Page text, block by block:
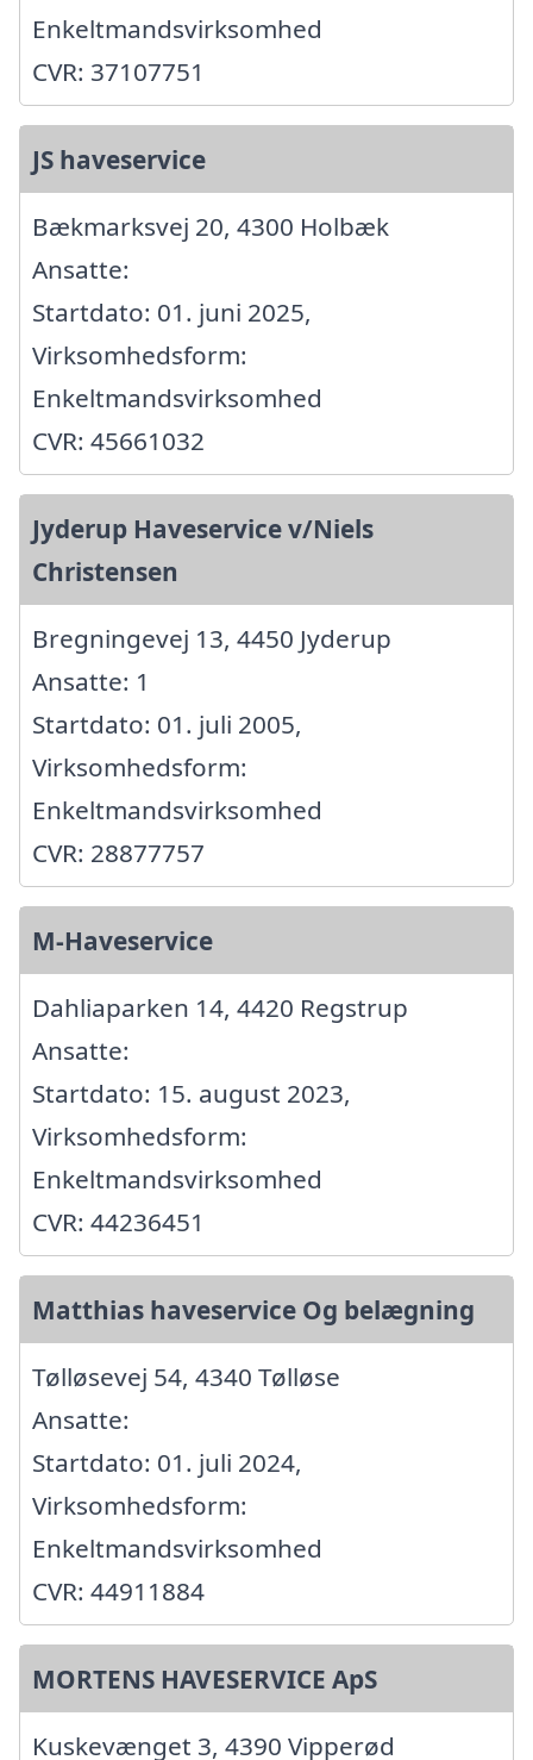
Enkeltmandsvirksomhed
CVR: 37107751
JS haveservice
Bækmarksvej 20, 4300 Holbæk
Ansatte:
Startdato: 01. juni 2025,
Virksomhedsform:
Enkeltmandsvirksomhed
CVR: 45661032
Jyderup Haveservice v/Niels
Christensen
Bregningevej 13, 4450 Jyderup
Ansatte: 1
Startdato: 01. juli 2005,
Virksomhedsform:
Enkeltmandsvirksomhed
CVR: 28877757
M-Haveservice
Dahliaparken 14, 4420 Regstrup
Ansatte:
Startdato: 15. august 2023,
Virksomhedsform:
Enkeltmandsvirksomhed
CVR: 44236451
Matthias haveservice Og belægning
Tølløsevej 54, 4340 Tølløse
Ansatte:
Startdato: 01. juli 2024,
Virksomhedsform:
Enkeltmandsvirksomhed
CVR: 44911884
MORTENS HAVESERVICE ApS
Kuskevænget 3, 4390 Vipperød